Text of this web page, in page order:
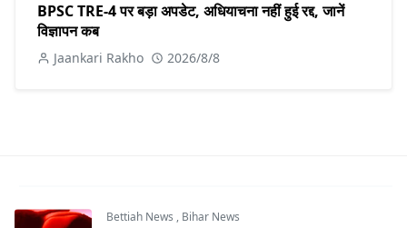
BPSC TRE-4 पर बड़ा अपडेट, अधियाचना नहीं हुई रद्द, जानें
विज्ञापन कब
Jaankari Rakho 2026/8/8
Bettiah News , Bihar News